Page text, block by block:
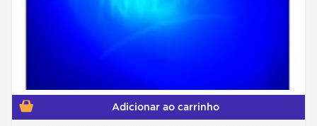
Adicionar ao carrinho